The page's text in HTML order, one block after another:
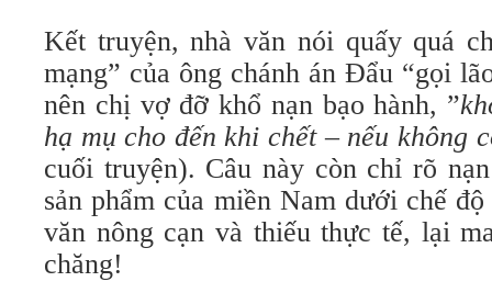
Kết truyện, nhà văn nói quấy quá
mạng” của ông chánh án Đẩu “gọi
nên chị vợ đỡ khổ nạn bạo hành, ”
hạ mụ cho đến khi chết – nếu không
cuối truyện). Câu này còn chỉ rõ
sản phẩm của miền Nam dưới chế
văn nông cạn và thiếu thực tế, lại
chăng!